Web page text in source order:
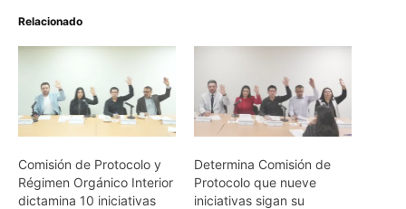
Relacionado
Comisión de Protocolo y
Régimen Orgánico Interior
dictamina 10 iniciativas
Determina Comisión de
Protocolo que nueve
iniciativas sigan su